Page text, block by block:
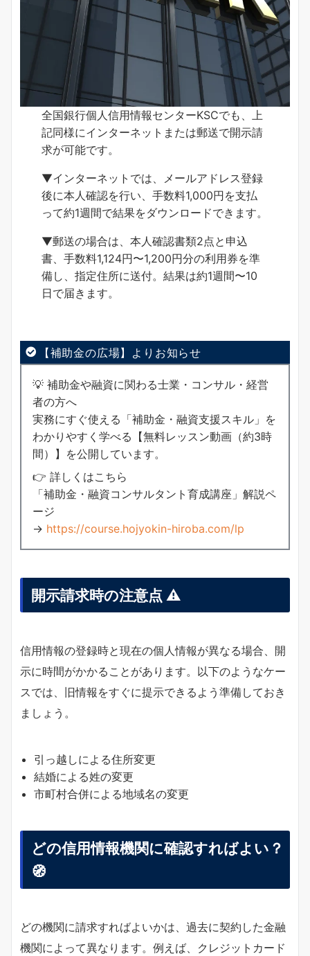
全国銀行個人信用情報センターKSCでも、上
記同様にインターネットまたは郵送で開示請
求が可能です。
▼インターネットでは、メールアドレス登録
後に本人確認を行い、手数料1,000円を支払
って約1週間で結果をダウンロードできます。
▼郵送の場合は、本人確認書類2点と申込
書、手数料1,124円〜1,200円分の利用券を準
備し、指定住所に送付。結果は約1週間〜10
日で届きます。
【補助金の広場】よりお知らせ
💡 補助金や融資に関わる士業・コンサル・経営
者の方へ
実務にすぐ使える「補助金・融資支援スキル」を
わかりやすく学べる【無料レッスン動画（約3時
間）】を公開しています。
👉 詳しくはこちら
「補助金・融資コンサルタント育成講座」解説ペ
ージ
→ https://course.hojyokin-hiroba.com/lp
開示請求時の注意点 ⚠️
信用情報の登録時と現在の個人情報が異なる場合、開
示に時間がかかることがあります。以下のようなケー
スでは、旧情報をすぐに提示できるよう準備しておき
ましょう。
引っ越しによる住所変更
結婚による姓の変更
市町村合併による地域名の変更
どの信用情報機関に確認すればよい？
🧭
どの機関に請求すればよいかは、過去に契約した金融
機関によって異なります。例えば、クレジットカード